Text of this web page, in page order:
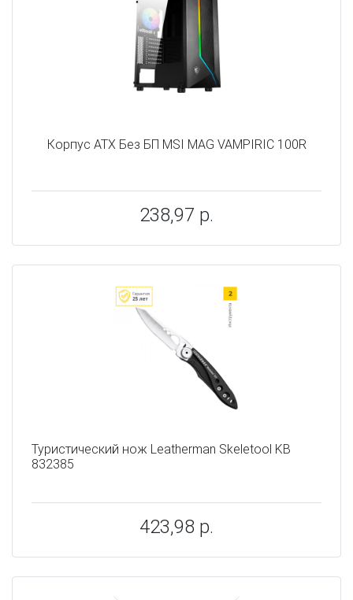
Корпус ATX Без БП MSI MAG VAMPIRIC 100R
238,97 р.
Туристический нож Leatherman Skeletool KB
832385
423,98 р.